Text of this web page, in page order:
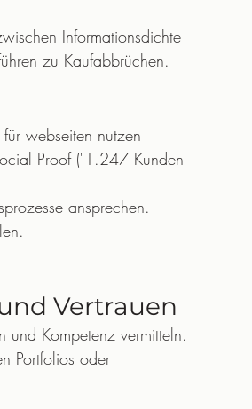
Informationsdichte
zu Kaufabbrüchen.
webseiten nutzen
Proof ("1.247 Kunden
ansprechen.
Vertrauen
und Kompetenz vermitteln.
Portfolios oder